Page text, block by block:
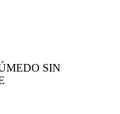
SIN